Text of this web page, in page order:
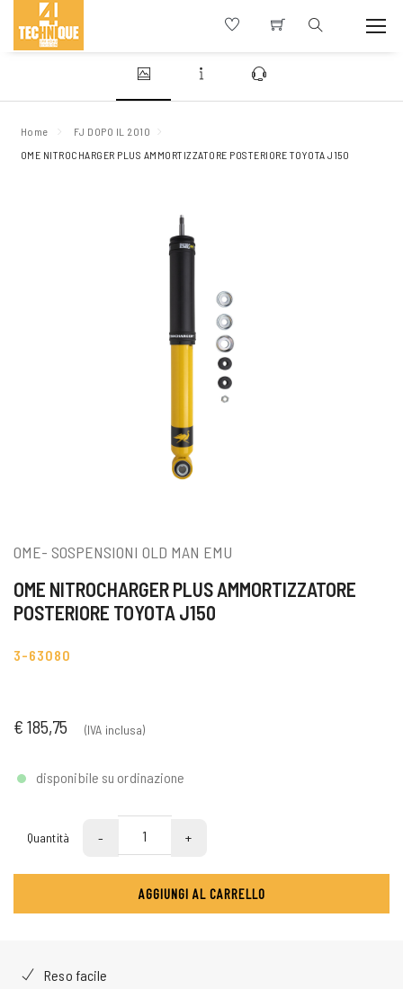
Home
FJ DOPO IL 2010
OME NITROCHARGER PLUS AMMORTIZZATORE POSTERIORE TOYOTA J150
OME- SOSPENSIONI OLD MAN EMU
OME NITROCHARGER PLUS AMMORTIZZATORE
POSTERIORE TOYOTA J150
3-63080
€ 185,75 (IVA inclusa)
disponibile su ordinazione
Quantità - +
AGGIUNGI AL CARRELLO
Reso facile